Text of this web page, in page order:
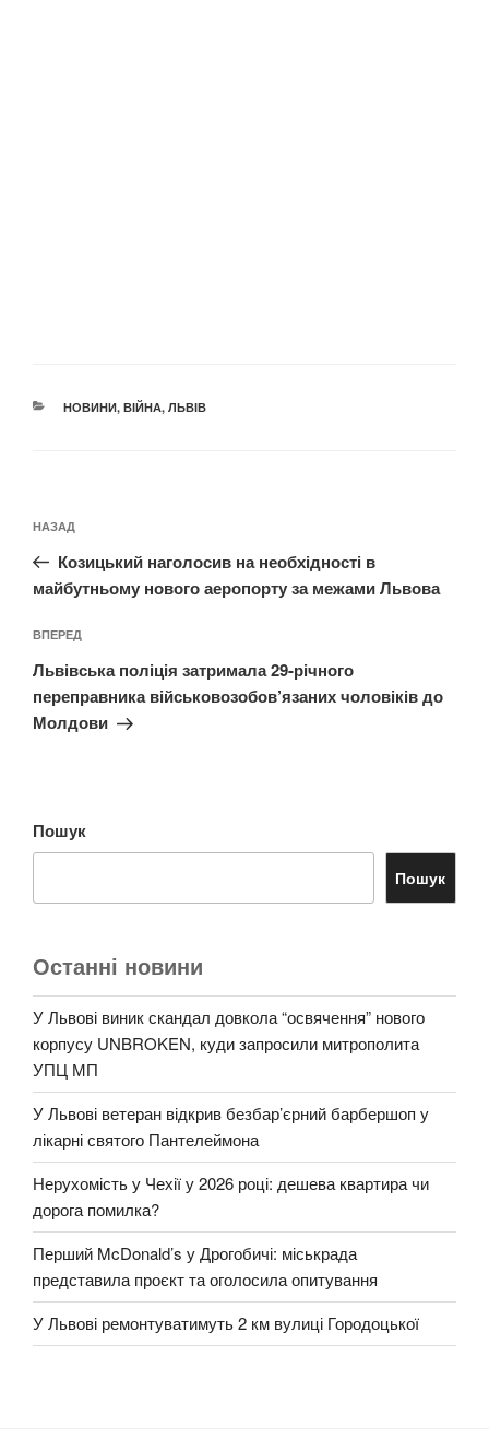
КАТЕГОРІЇ
НОВИНИ, ВІЙНА, ЛЬВІВ
записів
Попередній
запис:
НАЗАД
Козицький наголосив на необхідності в
майбутньому нового аеропорту за межами Львова
Наступний
запис
ВПЕРЕД
Львівська поліція затримала 29-річного
переправника військовозобов’язаних чоловіків до
Молдови
Пошук
Пошук
Останні новини
У Львові виник скандал довкола “освячення” нового
корпусу UNBROKEN, куди запросили митрополита
УПЦ МП
У Львові ветеран відкрив безбар’єрний барбершоп у
лікарні святого Пантелеймона
Нерухомість у Чехії у 2026 році: дешева квартира чи
дорога помилка?
Перший McDonald’s у Дрогобичі: міськрада
представила проєкт та оголосила опитування
У Львові ремонтуватимуть 2 км вулиці Городоцької